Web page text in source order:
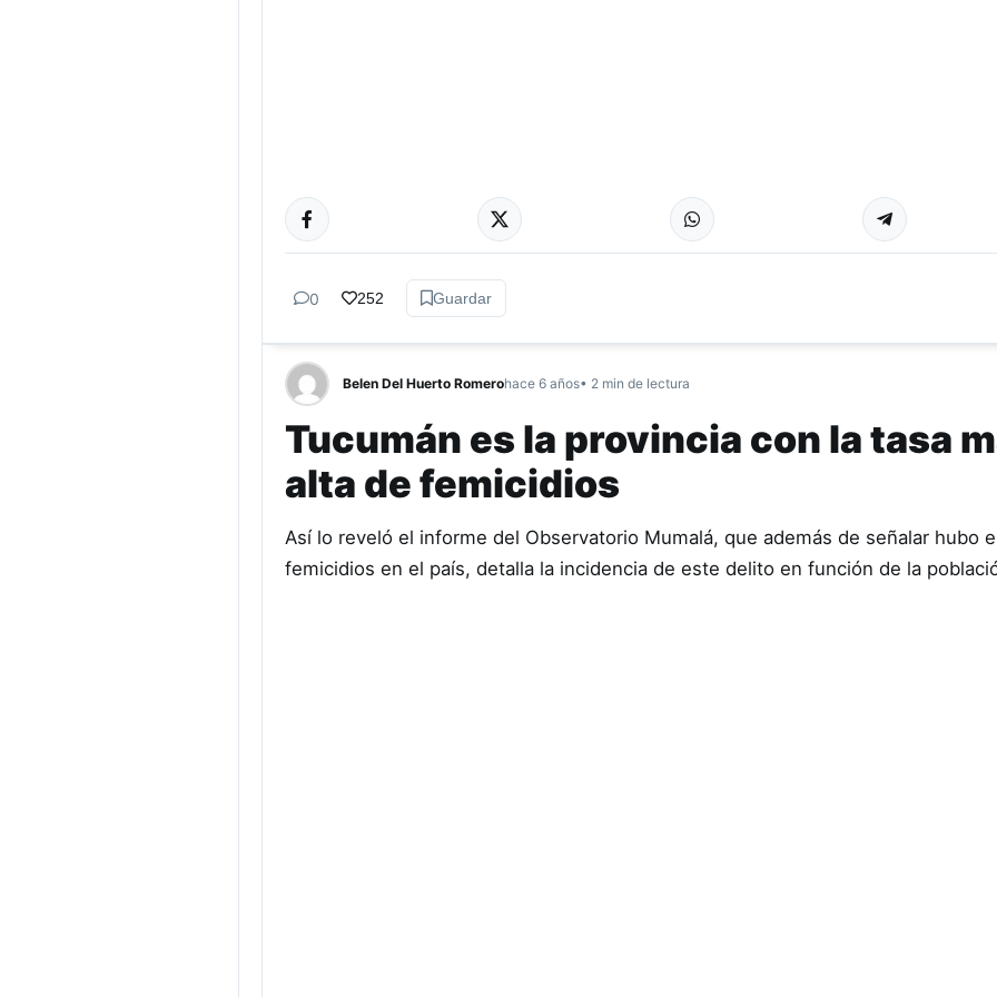
ESPECTÁCULOS
0 252 Guardar
Belen Del Huerto Romerohace 6 años• 2 min de lectura
Tucumán es la provincia con la tasa
alta de femicidios
Así lo reveló el informe del Observatorio Mumalá, que además de señalar hubo
femicidios en el país, detalla la incidencia de este delito en función de la